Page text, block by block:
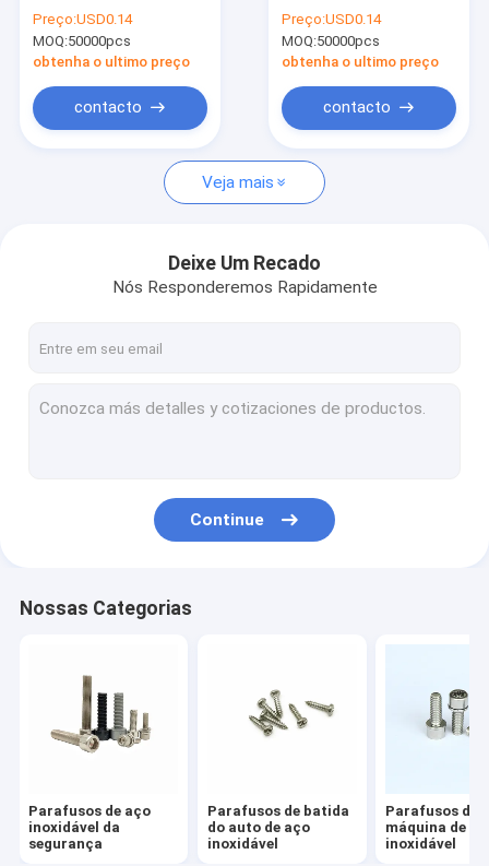
Notícias
Casos
Solicitar um Orçamento
Parafusos de batida do auto de aço inoxidável
Parafusos de máquina de aço inoxidável
Rebite de aço inoxidável
Parafusos de máquina longos extra
Anti parafuso de afrouxamento
Pin do eixo da movimentação
sextavado externo
de aço inoxidável do
parafuso do CD
Preço:USD0.14
MOQ:50000pcs
obtenha o ultimo preço
contacto
sextavado
Preço:USD0.14
MOQ:50000pcs
obtenha o ultimo preço
contacto
Veja mais
Deixe Um Recado
Nós Responderemos Rapidamente
Continue
Nossas Categorias
Parafusos de aço
inoxidável da
segurança
Parafusos de batida
do auto de aço
inoxidável
Parafusos de
máquina de
inoxidável